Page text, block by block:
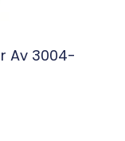
Av 3004-